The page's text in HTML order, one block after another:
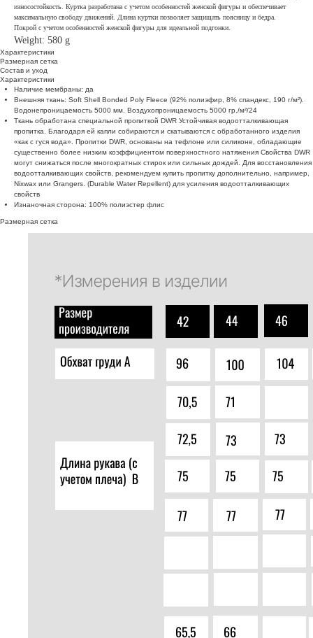
износостойкость. Куртка разработана с учетом особенностей женской фигуры и обеспечивает
максимальную свободу движений. Длина куртки позволяет защищать поясницу и бедра.
Покрой с учетом особенностей женской фигуры для идеальной подгонки.
Weight: 580 g
Характеристики
Размерная сетка
Состав и уход
Характеристики
Наличие мембраны: да
Внешняя ткань: Soft Shell Bonded Poly Fleece (92% полиэфир, 8% спандекс, 190 г/м²).
Водонепроницаемость 5000 мм. Воздухопроницаемость 5000 гр./м²/24
Ткань обработана специальной пропиткой DWR Устойчивая водоотталкивающая
пропитка. Благодаря ей капли собираются и скатываются с обработанного изделия
«как с гуся вода». Пропитки DWR, основаны на тефлоне или силиконе, обладающие
существенно более низким коэффициентом поверхностного натяжения Свойства DWR
могут снижаться после многократных стирок или сильных дождей. Для восстановления
водоотталкивающих свойств, рекомендуем купить пропитку дополнительно, например,
Nixwax или Grangers. (Durable Water Repellent) для усиления водоотталкивающих
свойств
Изнаночная сторона: 100% полиэстер флис
Размерная сетка